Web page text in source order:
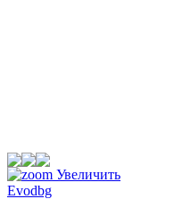
Увеличить
Evodbg